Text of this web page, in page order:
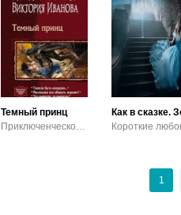
Темный принц
Приключенческое фэнтези / Фэнтези
1